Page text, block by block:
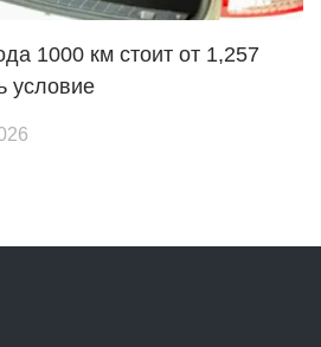
1000 км стоит от 1,257
условие